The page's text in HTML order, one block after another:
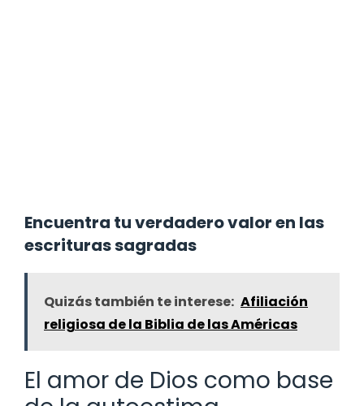
Encuentra tu verdadero valor en las
escrituras sagradas
Quizás también te interese: Afiliación
religiosa de la Biblia de las Américas
El amor de Dios como base